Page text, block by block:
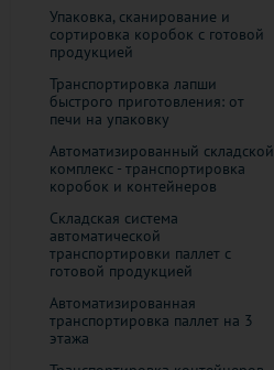
Упаковка, сканирование и
сортировка коробок с готовой
продукцией
Транспортировка лапши
быстрого приготовления: от
печи на упаковку
Автоматизированный складской
комплекс - транспортировка
коробок и контейнеров
Складская система
автоматической
транспортировки паллет с
готовой продукцией
Автоматизированная
транспортировка паллет на 3
этажа